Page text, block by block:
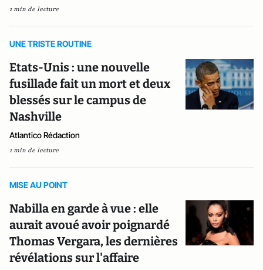
1 min de lecture
UNE TRISTE ROUTINE
Etats-Unis : une nouvelle
fusillade fait un mort et deux
blessés sur le campus de
Nashville
Atlantico Rédaction
1 min de lecture
MISE AU POINT
Nabilla en garde à vue : elle
aurait avoué avoir poignardé
Thomas Vergara, les dernières
révélations sur l'affaire